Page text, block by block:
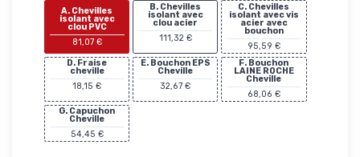
A. Chevilles
isolant avec
clou PVC
81,07 €
B. Chevilles
isolant avec
clou acier
111,32 €
C. Chevilles
isolant avec vis
acier avec
bouchon
95,59 €
D. Fraise
cheville
18,15 €
E. Bouchon EPS
Cheville
32,67 €
F. Bouchon
LAINE ROCHE
Cheville
68,06 €
G. Capuchon
Cheville
54,45 €